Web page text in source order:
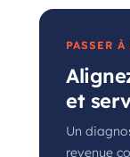
PASSER
et
Un
revenue